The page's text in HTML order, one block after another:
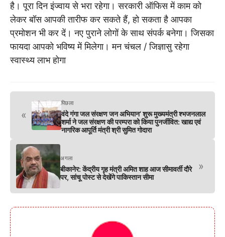
है। पूरा दिन इंज्वाय से भरा रहेगा। सरकारी ऑफिस में काम को
लेकर बॉस आपकी तारीफ कर सकते हैं, हो सकता है आपका
प्रमोशन भी कर दें। नए पुराने लोगों के साथ संपर्क बनेगा। जिसका
फायदा आपको भविष्य में मिलेगा। मन चंचल / जिज्ञासु रहेगा
स्वास्थ्य लाभ होगा
«
पिछला
वंदे गंगा जल संरक्षण जन अभियान’ शुरू मुख्यमंत्री श्भजनलाल
शर्मा ने जल संरक्षण की परम्परा को किया पुनर्जीवित: खाद्य एवं
नागरिक आपूर्ति मंत्री श्री सुमित गोदारा
अगला
बीकानेर: केंद्रीय गृह मंत्री अमित शाह आज सीमावर्ती दौरे
पर, सांचू पोस्ट से देखेंगे पाकिस्तान सीमा
»